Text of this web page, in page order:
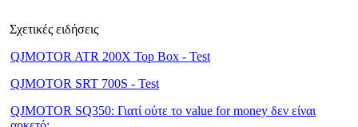
Σχετικές ειδήσεις
QJMOTOR ATR 200X Top Box - Test
QJMOTOR SRT 700S - Test
QJMOTOR SQ350: Γιατί ούτε το value for money δεν είναι